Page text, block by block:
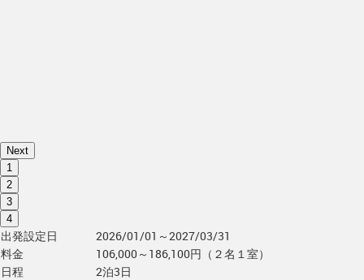
Next
1
2
3
4
出発設定日
2026/01/01～2027/03/31
料金
106,000～186,100円（２名１室）
日程
2泊3日